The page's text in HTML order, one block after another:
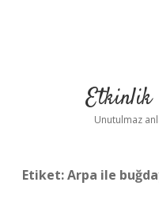
Unutulmaz
Etiket:Arpa ile